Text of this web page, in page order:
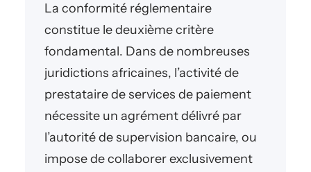
La conformité réglementaire
constitue le deuxième critère
fondamental. Dans de nombreuses
juridictions africaines, l’activité de
prestataire de services de paiement
nécessite un agrément délivré par
l’autorité de supervision bancaire, ou
impose de collaborer exclusivement